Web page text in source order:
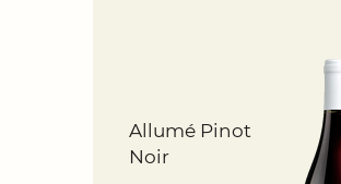
Allumé Pinot
Noir